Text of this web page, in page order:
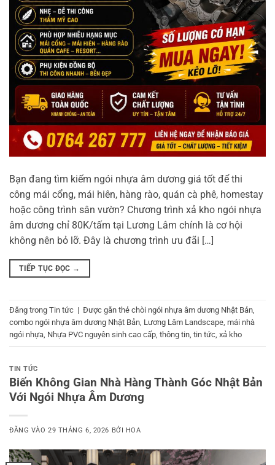
Bạn đang tìm kiếm ngói nhựa âm dương giá tốt để thi
công mái cổng, mái hiên, hàng rào, quán cà phê, homestay
hoặc công trình sân vườn? Chương trình xả kho ngói nhựa
âm dương chỉ 80K/tấm tại Lương Lâm chính là cơ hội
không nên bỏ lỡ. Đây là chương trình ưu đãi […]
TIẾP TỤC ĐỌC →
Đăng trong Tin tức | Được gắn thẻ chòi ngói nhựa âm dương Nhật Bản,
combo ngói nhựa âm dương Nhật Bản, Lương Lâm Landscape, mái nhà
ngói nhựa, Nhựa PVC nguyên sinh cao cấp, thông tin, tin tức, xả kho
TIN TỨC
Biến Không Gian Nhà Hàng Thành Góc Nhật Bản
Với Ngói Nhựa Âm Dương
ĐĂNG VÀO29 THÁNG 6, 2026 BỞI HOA